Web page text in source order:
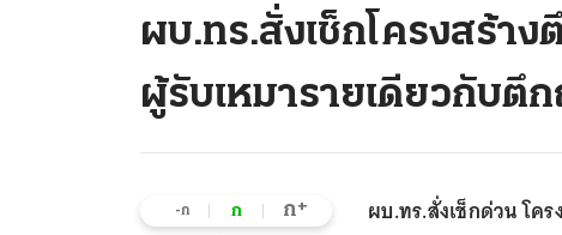
ผบ.ทร.สั่งเช็กโครงสร้า
ผู้รับเหมารายเดียวกับตึ
-ก ก ก+
ผบ.ทร.สั่งเช็กด่วน โค